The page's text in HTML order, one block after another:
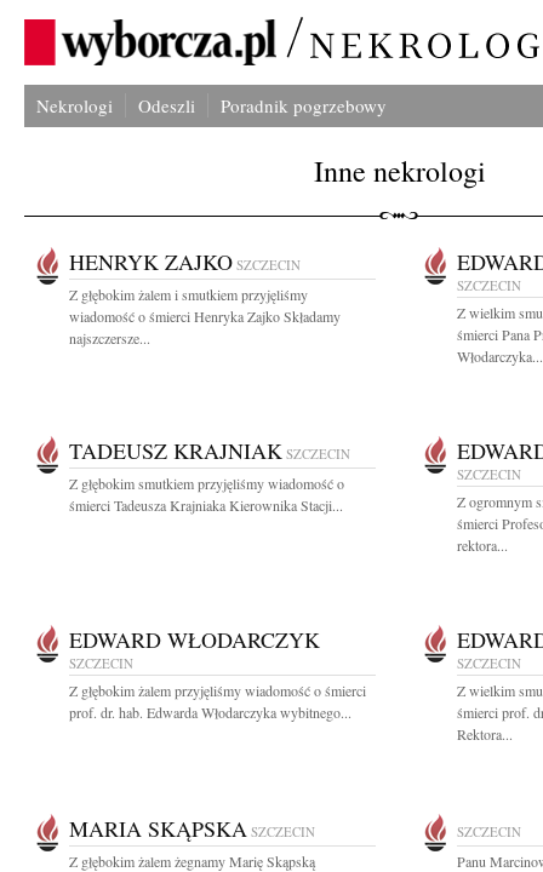
Nekrologi Odeszli Poradnik pogrzebowy
Inne nekrologi
HENRYK ZAJKO SZCZECIN
Z głębokim żalem i smutkiem przyjęliśmy
wiadomość o śmierci Henryka Zajko Składamy
najszczersze...
SZCZECIN
Z wielkim
śmierci Pana
Włodarczyka...
TADEUSZ KRAJNIAK SZCZECIN
Z głębokim smutkiem przyjęliśmy wiadomość o
śmierci Tadeusza Krajniaka Kierownika Stacji...
SZCZECIN
Z ogromnym
śmierci
rektora...
EDWARD WŁODARCZYK
SZCZECIN
Z głębokim żalem przyjęliśmy wiadomość o śmierci
prof. dr. hab. Edwarda Włodarczyka wybitnego...
SZCZECIN
Z wielkim
śmierci prof.
Rektora...
MARIA SKĄPSKA SZCZECIN
Z głębokim żalem żegnamy Marię Skąpską
SZCZECIN
Panu